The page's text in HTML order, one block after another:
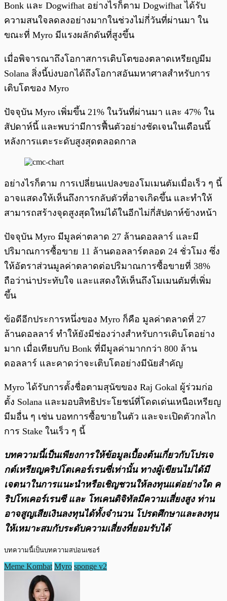
Bonk และ Dogwifhat อย่างไรก็ตาม Dogwifhat ได้รับ
ความสนใจลดลงอย่างมากในช่วงไม่กี่วันที่ผ่านมา ใน
ขณะที่ Myro มีแรงผลักดันที่สูงขึ้น
เมื่อพิจารณาถึงโอกาสการเติบโตของตลาดเหรียญมีม
Solana สิ่งนี้บ่งบอกได้ถึงโอกาสอันมหาศาลสำหรับการ
เติบโตของ Myro
ปัจจุบัน Myro เพิ่มขึ้น 21% ในวันที่ผ่านมา และ 47% ใน
สัปดาห์นี้ และพบว่ามีการฟื้นตัวอย่างชัดเจนในเดือนนี้
หลังการแตะระดับสูงสุดตลอดกาล
อย่างไรก็ตาม การเปลี่ยนแปลงของโมเมนตัมเมื่อเร็ว ๆ นี้
อาจแสดงให้เห็นถึงการกลับตัวที่อาจเกิดขึ้น และทำให้
สามารถสร้างจุดสูงสุดใหม่ได้ในอีกไม่กี่สัปดาห์ข้างหน้า
ปัจจุบัน Myro มีมูลค่าตลาด 27 ล้านดอลลาร์ และมี
ปริมาณการซื้อขาย 11 ล้านดอลลาร์ตลอด 24 ชั่วโมง ซึ่ง
ให้อัตราส่วนมูลค่าตลาดต่อปริมาณการซื้อขายที่ 38%
ถือว่าน่าประทับใจ และแสดงให้เห็นถึงโมเมนตัมที่เพิ่ม
ขึ้น
ข้อดีอีกประการหนึ่งของ Myro ก็คือ มูลค่าตลาดที่ 27
ล้านดอลลาร์ ทำให้ยังมีช่องว่างสำหรับการเติบโตอย่าง
มาก เมื่อเทียบกับ Bonk ที่มีมูลค่ามากกว่า 800 ล้าน
ดอลลาร์ และคาดว่าจะเติบโตอย่างมีนัยสำคัญ
Myro ได้รับการตั้งชื่อตามสุนัขของ Raj Gokal ผู้ร่วมก่อ
ตั้ง Solana และมอบสิทธิประโยชน์ที่โดดเด่นเหนือเหรียญ
มีมอื่น ๆ เช่น บอทการซื้อขายในตัว และจะเปิดตัวกลไก
การ Stake ในเร็ว ๆ นี้
บทความนี้เป็นเพียงการให้ข้อมูลเบื้องต้นเกี่ยวกับโปรเจ
กต์เหรียญคริปโตเคอร์เรนซี่เท่านั้น ทางผู้เขียนไม่ได้มี
เจตนาในการแนะนำหรือเชิญชวนให้ลงทุนแต่อย่างใด ค
ริปโทเคอร์เรนซี และ โทเคนดิจิทัลมีความเสี่ยงสูง ท่าน
อาจสูญเสียเงินลงทุนได้ทั้งจํานวน โปรดศึกษาและลงทุน
ให้เหมาะสมกับระดับความเสี่ยงที่ยอมรับได้
บทความนี้เป็นบทความสปอนเซอร์
Meme Kombat Myro sponge v2